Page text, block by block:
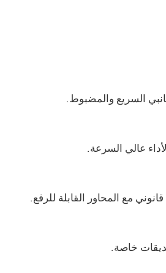
السريع والمضبوط.
عالي السرعة.
مع المحاور القابلة للرفع.
خاصة.